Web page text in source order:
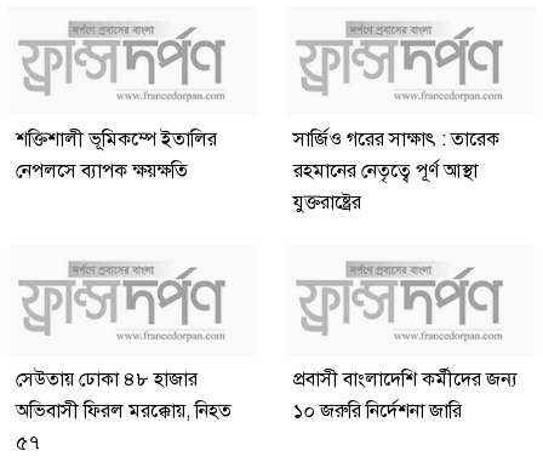
শক্তিশালী ভূমিকম্পে ইতালির
নেপলসে ব্যাপক ক্ষয়ক্ষতি
সার্জিও গরের সাক্ষাৎ : তারেক
রহমানের নেতৃত্বে পূর্ণ আস্থা
যুক্তরাষ্ট্রের
সেউতায় ঢোকা ৪৮ হাজার
অভিবাসী ফিরল মরক্কোয়, নিহত
৫৭
প্রবাসী বাংলাদেশি কর্মীদের জন্য
১০ জরুরি নির্দেশনা জারি